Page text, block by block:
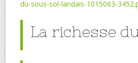
du-sous-sol-landais-1015063-
La richesse